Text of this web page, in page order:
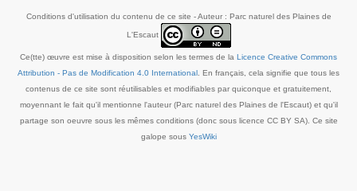
Conditions d'utilisation du contenu de ce site - Auteur : Parc naturel des Plaines de
L'Escaut
Ce(tte) œuvre est mise à disposition selon les termes de la Licence Creative Commons
Attribution - Pas de Modification 4.0 International . En français, cela signifie que tous les
contenus de ce site sont réutilisables et modifiables par quiconque et gratuitement,
moyennant le fait qu'il mentionne l'auteur (Parc naturel des Plaines de l'Escaut) et qu'il
partage son oeuvre sous les mêmes conditions (donc sous licence CC BY SA). Ce site
galope sous YesWiki